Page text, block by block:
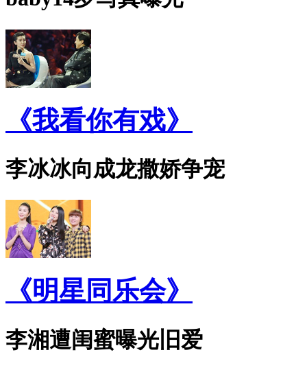
《我看你有戏》
李冰冰向成龙撒娇争宠
《明星同乐会》
李湘遭闺蜜曝光旧爱